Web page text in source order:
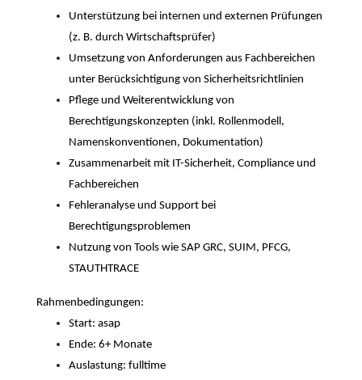
Unterstützung bei internen und externen Prüfungen
(z. B. durch Wirtschaftsprüfer)
Umsetzung von Anforderungen aus Fachbereichen
unter Berücksichtigung von Sicherheitsrichtlinien
Pflege und Weiterentwicklung von
Berechtigungskonzepten (inkl. Rollenmodell,
Namenskonventionen, Dokumentation)
Zusammenarbeit mit IT-Sicherheit, Compliance und
Fachbereichen
Fehleranalyse und Support bei
Berechtigungsproblemen
Nutzung von Tools wie SAP GRC, SUIM, PFCG,
STAUTHTRACE
Rahmenbedingungen:
Start: asap
Ende: 6+ Monate
Auslastung: fulltime